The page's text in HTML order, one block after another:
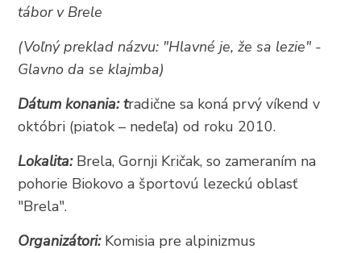
Trg Alojzija Stepinca 10, 21322 Brela
+385 21 618 455
+385 21 618 337
info@brela.hr
Call us
Contact us
tábor v Brele
(Voľný preklad názvu: "Hlavné je, že sa lezie" -
Glavno da se klajmba)
Dátum konania: tradične sa koná prvý víkend v
októbri (piatok – nedeľa) od roku 2010.
Lokalita:Brela, Gornji Kričak, so zameraním na
pohorie Biokovo a športovú lezeckú oblasť
"Brela".
Organizátori:Komisia pre alpinizmus